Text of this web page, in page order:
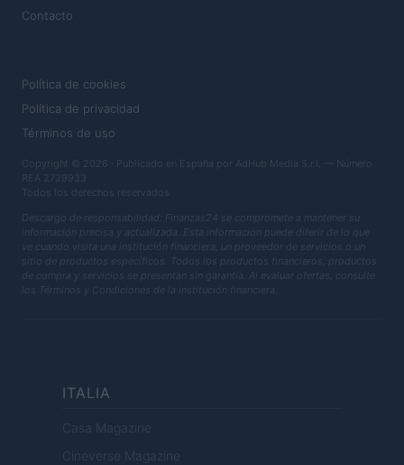
Contacto
Política de cookies
Política de privacidad
Términos de uso
Copyright © 2026 · Publicado en España por AdHub Media S.r.l. — Número
REA 2729933
Todos los derechos reservados
Descargo de responsabilidad: Finanzas24 se compromete a mantener su
información precisa y actualizada. Esta información puede diferir de lo que
ve cuando visita una institución financiera, un proveedor de servicios o un
sitio de productos específicos. Todos los productos financieros, productos
de compra y servicios se presentan sin garantía. Al evaluar ofertas, consulte
los Términos y Condiciones de la institución financiera.
ITALIA
Casa Magazine
Cineverse Magazine